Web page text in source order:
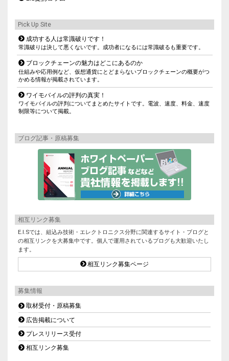
Pick Up Site
成功する人は常識破りです！
常識破りは決して悪くないです。成功者になるには常識破るも重要です。
ブロックチェーンの魅力はどこにあるのか
仕組みや応用例など、仮想通貨にとどまらないブロックチェーンの概要がつ
かめる情報が掲載されています。
ワイモバイルの評判の真実！
ワイモバイルの評判についてまとめたサイトです。電波、速度、料金、速度
制限等について掲載。
ブログ記事・原稿募集
相互リンク募集
E.I.Sでは、組込み技術・エレクトロニクス分野に関連するサイト・ブログと
の相互リンクを大募集中です。個人で運用されているブログも大歓迎いたし
ます。
相互リンク募集ページ
募集情報
取材受付・原稿募集
広告掲載について
プレスリリース受付
相互リンク募集